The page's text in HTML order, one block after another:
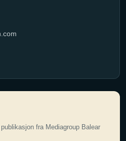
fra Mediagroup Balear